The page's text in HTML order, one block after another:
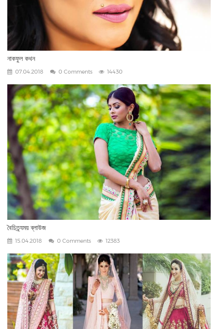
নাকফুল কথন
07.04.2018 0 Comments 14430
বৈচিত্র্যময় ব্লাউজ
15.04.2018 0 Comments 12383